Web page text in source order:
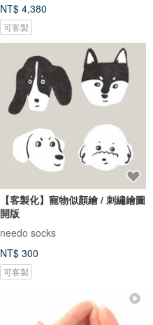
NT$ 4,380
可客製
【客製化】寵物似顏繪 / 刺繡繪圖
開版
needo socks
NT$ 300
可客製